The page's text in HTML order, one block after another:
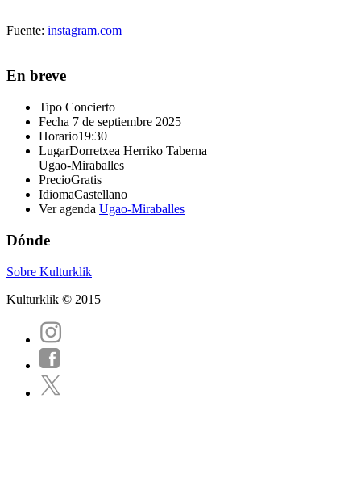
Fuente: instagram.com
En breve
Tipo Concierto
Fecha 7 de septiembre 2025
Horario19:30
LugarDorretxea Herriko Taberna
Ugao-Miraballes
PrecioGratis
IdiomaCastellano
Ver agenda Ugao-Miraballes
Dónde
Sobre Kulturklik
Kulturklik © 2015